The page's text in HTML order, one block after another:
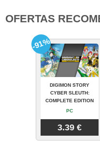
OFERTAS
DIGIMON STORY
CYBER SLEUTH:
COMPLETE EDITION
PC
3.39 €
-91%